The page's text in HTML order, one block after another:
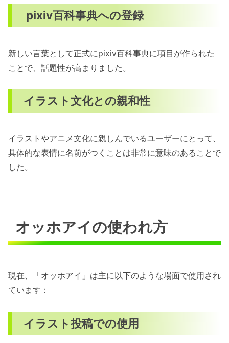
pixiv百科事典への登録
新しい言葉として正式にpixiv百科事典に項目が作られた
ことで、話題性が高まりました。
イラスト文化との親和性
イラストやアニメ文化に親しんでいるユーザーにとって、
具体的な表情に名前がつくことは非常に意味のあることで
した。
オッホアイの使われ方
現在、「オッホアイ」は主に以下のような場面で使用され
ています：
イラスト投稿での使用